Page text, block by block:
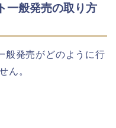
一般発売の取り方
般発売がどのように行
ん。